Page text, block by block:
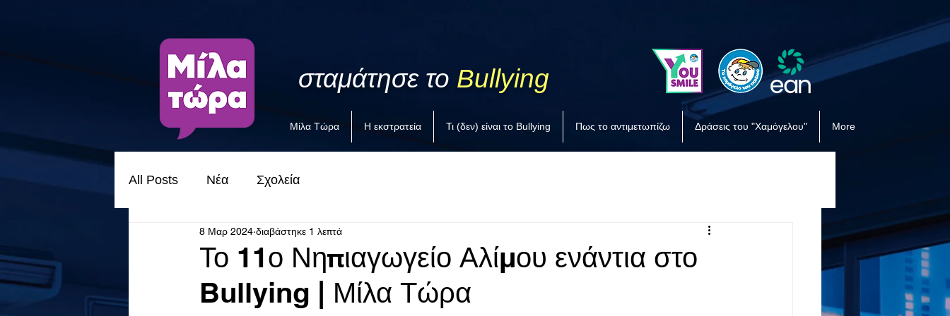
σταμάτησε το Bullying
Μίλα Τώρα Η εκστρατεία Τι (δεν) είναι το Bullying Πως το αντιμετωπίζω Δράσεις του "Χαμόγελου" More
All Posts Νέα Σχολεία
Το 11ο Νηπιαγωγείο Αλίμου ενάντια στο
Bullying | Μίλα Τώρα
8 Μαρ 2024 διαβάστηκε 1 λεπτά